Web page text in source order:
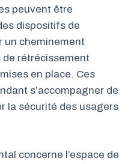
peuvent être
dispositifs de
un cheminement
rétrécissement
en place. Ces
s’accompagner de
la sécurité des usagers
concerne l’espace de